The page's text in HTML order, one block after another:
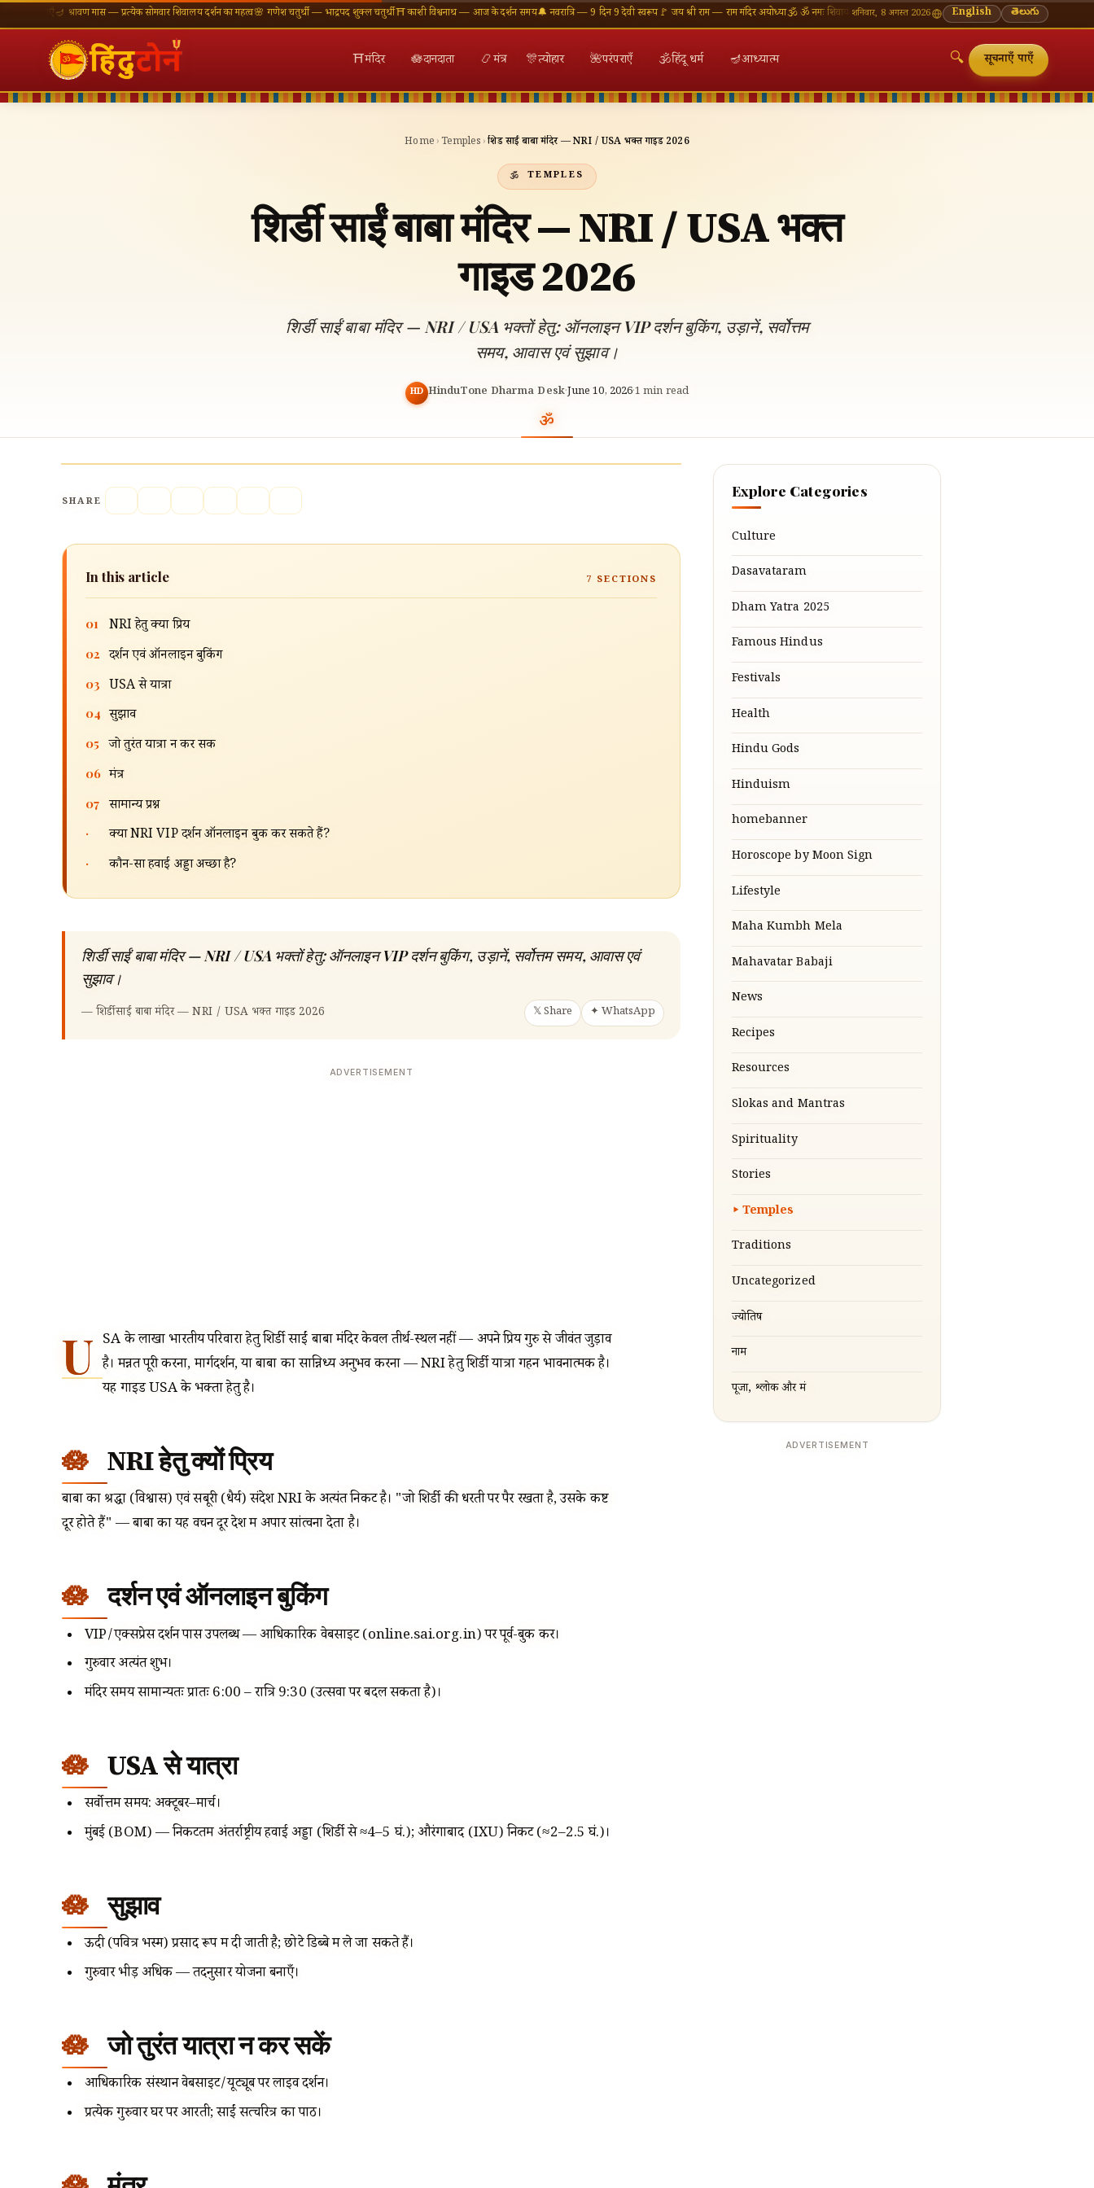
🪔 श्रावण मास — प्रत्येक सोमवार शिवालय दर्शन का महत्व🌸 गणेश चतुर्थी — भाद्रपद शुक्ल चतुर्थी⛩ काशी विश्वनाथ — आज के दर्शन समय🔔 नवरात्रि — 9 दिन 9 देवी स्वरूप🚩 जय श्री राम — राम मंदिर अयोध्या🕉 ॐ नमः शिवाय — सोमवार व्रत की शुभकामनाएँ 🪔 श्रावण मास — प्रत्येक सोमवार शिवालय दर्शन का
शनिवार, 8 अगस्त 2026 English తెలుగు
⛩मंदिर 🪷दानदाता 📿मंत्र 🎊त्योहार 🌺परंपराएँ 🕉हिंदू धर्म 🪔आध्यात्म 🔍 सूचनाएँ पाएँ
Home ›Temples ›शिर्डी साईं बाबा मंदिर — NRI / USA भक्त गाइड 2026
TEMPLES
शिर्डी साईं बाबा मंदिर — NRI / USA भक्त
गाइड 2026
शिर्डी साईं बाबा मंदिर — NRI / USA भक्तों हेतु: ऑनलाइन VIP दर्शन बुकिंग, उड़ानें, सर्वोत्तम
समय, आवास एवं सुझाव।
HD HinduTone Dharma Desk·June 10, 2026·1 min read
SHARE
In this article 7 SECTIONS
01 NRI हेतु क्यों प्रिय
02 दर्शन एवं ऑनलाइन बुकिंग
03 USA से यात्रा
04 सुझाव
05 जो तुरंत यात्रा न कर सकें
06 मंत्र
07 सामान्य प्रश्न
· क्या NRI VIP दर्शन ऑनलाइन बुक कर सकते हैं?
· कौन-सा हवाई अड्डा अच्छा है?
शिर्डी साईं बाबा मंदिर — NRI / USA भक्तों हेतु: ऑनलाइन VIP दर्शन बुकिंग, उड़ानें, सर्वोत्तम समय, आवास एवं
सुझाव।
—शिर्डी साईं बाबा मंदिर — NRI / USA भक्त गाइड 2026 𝕏 Share ✦ WhatsApp
ADVERTISEMENT
U SA के लाखों भारतीय परिवारों हेतु शिर्डी साईं बाबा मंदिर केवल तीर्थ-स्थल नहीं — अपने प्रिय गुरु से जीवंत जुड़ाव
है। मन्नत पूरी करना, मार्गदर्शन, या बाबा का सान्निध्य अनुभव करना — NRI हेतु शिर्डी यात्रा गहन भावनात्मक है।
यह गाइड USA के भक्तों हेतु है।
NRI हेतु क्यों प्रिय
बाबा का श्रद्धा (विश्वास) एवं सबूरी (धैर्य) संदेश NRI के अत्यंत निकट है। "जो शिर्डी की धरती पर पैर रखता है, उसके कष्ट
दूर होते हैं" — बाबा का यह वचन दूर देश में अपार सांत्वना देता है।
दर्शन एवं ऑनलाइन बुकिंग
VIP/एक्सप्रेस दर्शन पास उपलब्ध — आधिकारिक वेबसाइट (online.sai.org.in) पर पूर्व-बुक करें।
गुरुवार अत्यंत शुभ।
मंदिर समय सामान्यतः प्रातः 6:00 – रात्रि 9:30 (उत्सवों पर बदल सकता है)।
USA से यात्रा
सर्वोत्तम समय: अक्टूबर–मार्च।
मुंबई (BOM) — निकटतम अंतर्राष्ट्रीय हवाई अड्डा (शिर्डी से ≈4–5 घं.); औरंगाबाद (IXU) निकट (≈2–2.5 घं.)।
सुझाव
ऊदी (पवित्र भस्म) प्रसाद रूप में दी जाती है; छोटे डिब्बे में ले जा सकते हैं।
गुरुवार भीड़ अधिक — तदनुसार योजना बनाएँ।
जो तुरंत यात्रा न कर सकें
आधिकारिक संस्थान वेबसाइट/यूट्यूब पर लाइव दर्शन।
प्रत्येक गुरुवार घर पर आरती; साईं सत्चरित्र का पाठ।
Explore Categories
Culture
Dasavataram
Dham Yatra 2025
Famous Hindus
Festivals
Health
Hindu Gods
Hinduism
homebanner
Horoscope by Moon Sign
Lifestyle
Maha Kumbh Mela
Mahavatar Babaji
News
Recipes
Resources
Slokas and Mantras
Spirituality
Stories
Temples
Traditions
Uncategorized
ज्योतिष
नाम
पूजा, श्लोक और मंत्र
ADVERTISEMENT